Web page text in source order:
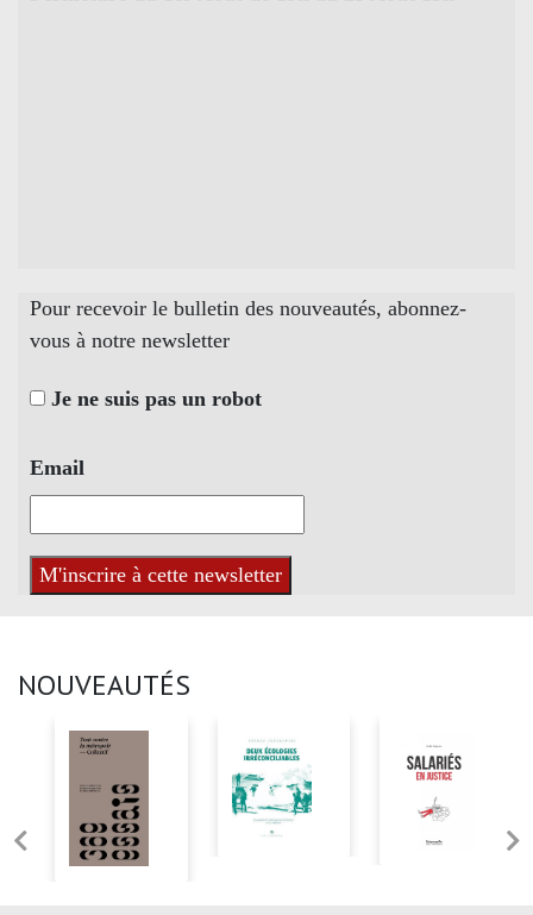
Pour recevoir le bulletin des nouveautés, abonnez-
vous à notre newsletter
Je ne suis pas un robot
Email
NOUVEAUTÉS